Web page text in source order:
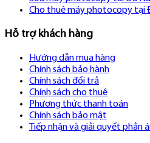
Cho thuê máy photocopy tại
Hỗ trợ khách hàng
Hướng dẫn mua hàng
Chính sách bảo hành
Chính sách đổi trả
Chính sách cho thuê
Phương thức thanh toán
Chính sách bảo mật
Tiếp nhận và giải quyết phản